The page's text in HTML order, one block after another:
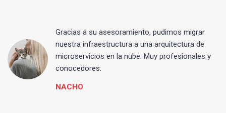
Gracias a su asesoramiento, pudimos migrar
nuestra infraestructura a una arquitectura de
microservicios en la nube. Muy profesionales y
conocedores.
NACHO